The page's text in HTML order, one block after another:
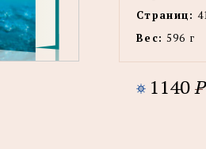
Страниц:
Вес: 596 г
1140P